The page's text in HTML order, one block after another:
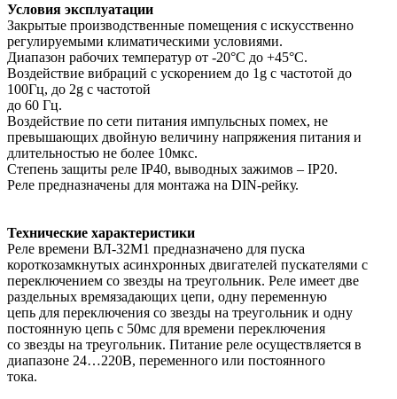
Условия эксплуатации
Закрытые производственные помещения с искусственно
регулируемыми климатическими условиями.
Диапазон рабочих температур от -20°С до +45°С.
Воздействие вибраций с ускорением до 1g с частотой до
100Гц, до 2g с частотой
до 60 Гц.
Воздействие по сети питания импульсных помех, не
превышающих двойную величину напряжения питания и
длительностью не более 10мкс.
Степень защиты реле IP40, выводных зажимов – IP20.
Реле предназначены для монтажа на DIN-рейку.
Технические характеристики
Реле времени ВЛ-32М1 предназначено для пуска
короткозамкнутых асинхронных двигателей пускателями с
переключением со звезды на треугольник. Реле имеет две
раздельных времязадающих цепи, одну переменную
цепь для переключения со звезды на треугольник и одну
постоянную цепь с 50мс для времени переключения
со звезды на треугольник. Питание реле осуществляется в
диапазоне 24…220В, переменного или постоянного
тока.